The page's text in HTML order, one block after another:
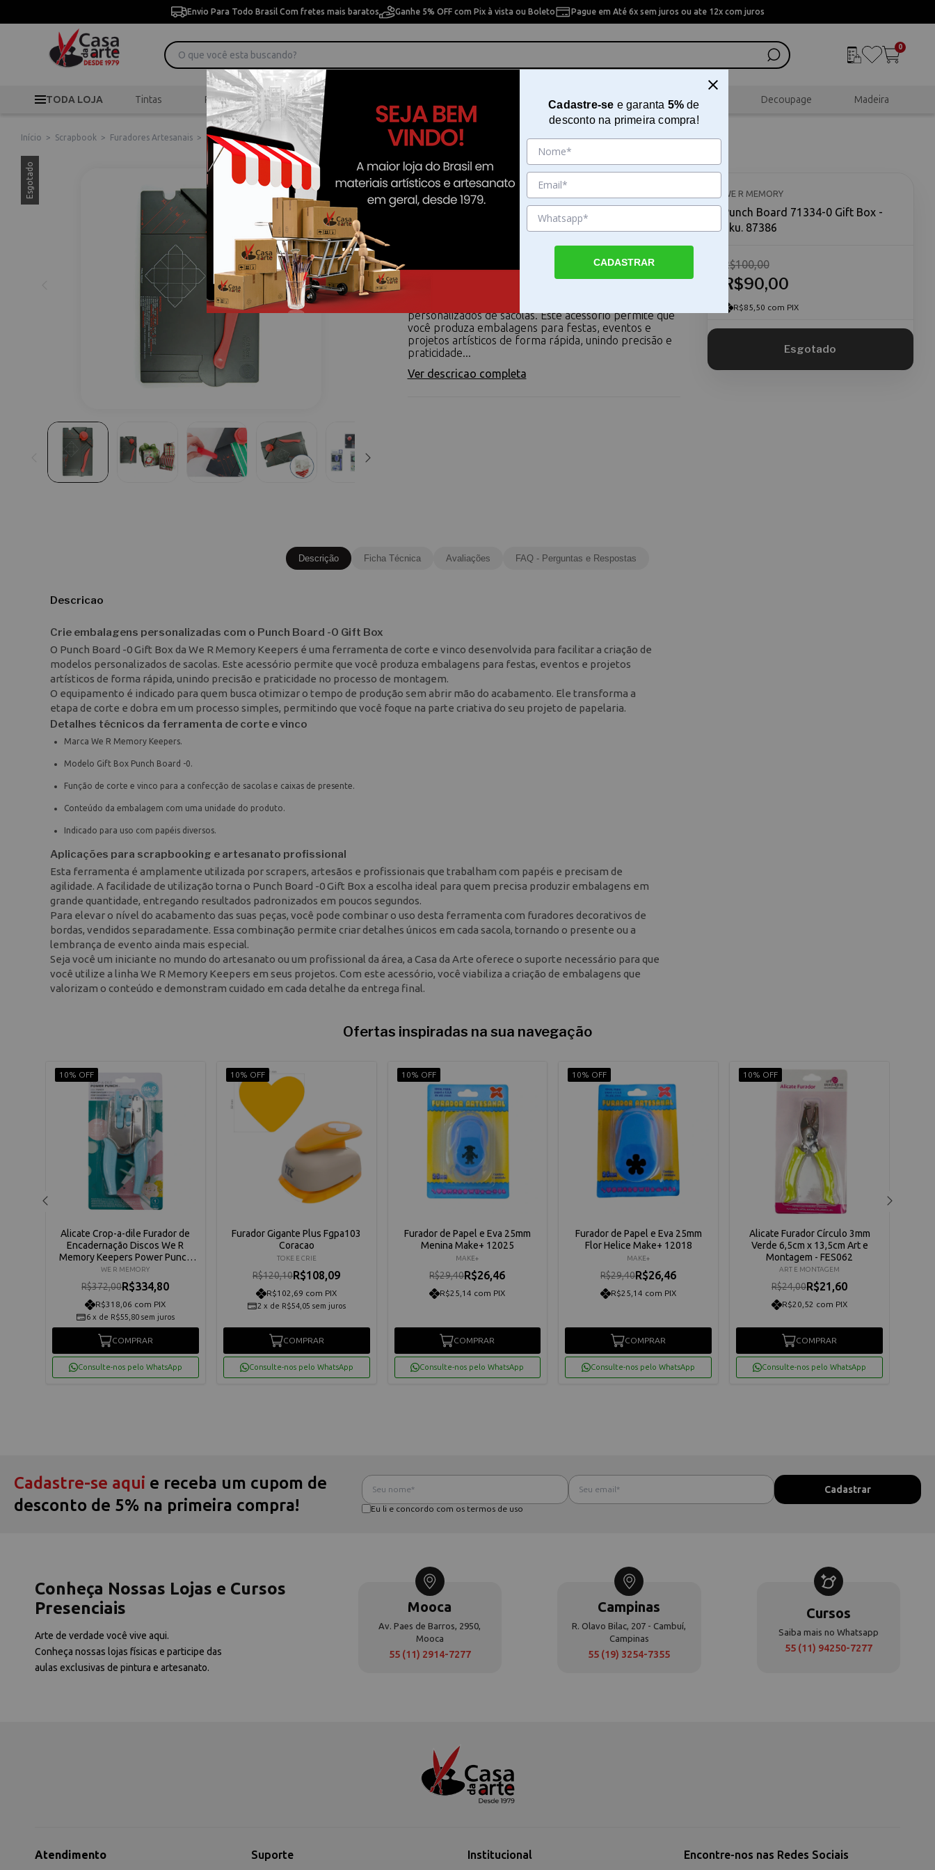
Envio Para Todo Brasil Com fretes mais baratos Ganhe 5% OFF com Pix à vista ou Boleto Pague em Até 6x sem juros ou ate 12x com juros
0
TODA LOJA Tintas Pincéis Desenho Pintura Artesanal Scrapbook Decoupage Madeira
Início > Scrapbook > Furadores Artesanais > Punch Board 71334-0 Gift Box
Esgotado Punch Board 71334-0 Gift Box
Crie embalagens personalizadas com o Punch Board -0
Gift Box O Punch Board -0 Gift Box da We R Memory
personalizados de sacolas. Este acessório permite que
você produza embalagens para festas, eventos e
projetos artísticos de forma rápida, unindo precisão e
praticidade...
Ver descricao completa
WE R MEMORY
Punch Board 71334-0 Gift Box -
Sku. 87386
R$90,00
R$100,00
R$85,50 com PIX
Descrição Ficha Técnica Avaliações FAQ - Perguntas e Respostas
Descricao
Crie embalagens personalizadas com o Punch Board -0 Gift Box
O Punch Board -0 Gift Box da We R Memory Keepers é uma ferramenta de corte e vinco desenvolvida para facilitar a criação de
modelos personalizados de sacolas. Este acessório permite que você produza embalagens para festas, eventos e projetos
artísticos de forma rápida, unindo precisão e praticidade no processo de montagem.
O equipamento é indicado para quem busca otimizar o tempo de produção sem abrir mão do acabamento. Ele transforma a
etapa de corte e dobra em um processo simples, permitindo que você foque na parte criativa do seu projeto de papelaria.
Detalhes técnicos da ferramenta de corte e vinco
Marca We R Memory Keepers.
Modelo Gift Box Punch Board -0.
Função de corte e vinco para a confecção de sacolas e caixas de presente.
Conteúdo da embalagem com uma unidade do produto.
Indicado para uso com papéis diversos.
Aplicações para scrapbooking e artesanato profissional
Esta ferramenta é amplamente utilizada por scrapers, artesãos e profissionais que trabalham com papéis e precisam de
agilidade. A facilidade de utilização torna o Punch Board -0 Gift Box a escolha ideal para quem precisa produzir embalagens em
grande quantidade, entregando resultados padronizados em poucos segundos.
Para elevar o nível do acabamento das suas peças, você pode combinar o uso desta ferramenta com furadores decorativos de
bordas, vendidos separadamente. Essa combinação permite criar detalhes únicos em cada sacola, tornando o presente ou a
lembrança de evento ainda mais especial.
Seja você um iniciante no mundo do artesanato ou um profissional da área, a Casa da Arte oferece o suporte necessário para que
você utilize a linha We R Memory Keepers em seus projetos. Com este acessório, você viabiliza a criação de embalagens que
valorizam o conteúdo e demonstram cuidado em cada detalhe da entrega final.
Ofertas inspiradas na sua navegação
10% OFF
Alicate Crop-a-dile Furador de
Encadernação Discos We R
Memory Keepers Power Punch
661367
WE R MEMORY
R$372,00R$334,80
R$318,06 com PIX
6 x de R$55,80 sem juros
COMPRAR
Consulte-nos pelo WhatsApp
10% OFF
Furador Gigante Plus Fgpa103
Coracao
TOKE E CRIE
R$120,10R$108,09
R$102,69 com PIX
2 x de R$54,05 sem juros
COMPRAR
Consulte-nos pelo WhatsApp
10% OFF
Furador de Papel e Eva 25mm
Menina Make+ 12025
MAKE+
R$29,40R$26,46
R$25,14 com PIX
COMPRAR
Consulte-nos pelo WhatsApp
10% OFF
Furador de Papel e Eva 25mm
Flor Helice Make+ 12018
MAKE+
R$29,40R$26,46
R$25,14 com PIX
COMPRAR
Consulte-nos pelo WhatsApp
10% OFF
Alicate Furador Círculo 3mm
Verde 6,5cm x 13,5cm Art e
Montagem - FES062
ART E MONTAGEM
R$24,00R$21,60
R$20,52 com PIX
COMPRAR
Consulte-nos pelo WhatsApp
Cadastre-se aqui e receba um cupom de
desconto de 5% na primeira compra!
Eu li e concordo com os termos de uso
Conheça Nossas Lojas e Cursos
Presenciais
Arte de verdade você vive aqui.
Conheça nossas lojas físicas e participe das
aulas exclusivas de pintura e artesanato.
Mooca
Av. Paes de Barros, 2950,
Mooca
55 (11) 2914-7277
Campinas
R. Olavo Bilac, 207 - Cambuí,
Campinas
55 (19) 3254-7355
Cursos
Saiba mais no Whatsapp
55 (11) 94250-7277
Atendimento Suporte Institucional Encontre-nos nas Redes Sociais
Cadastre-se e garanta 5%de
desconto na primeira compra!
CADASTRAR